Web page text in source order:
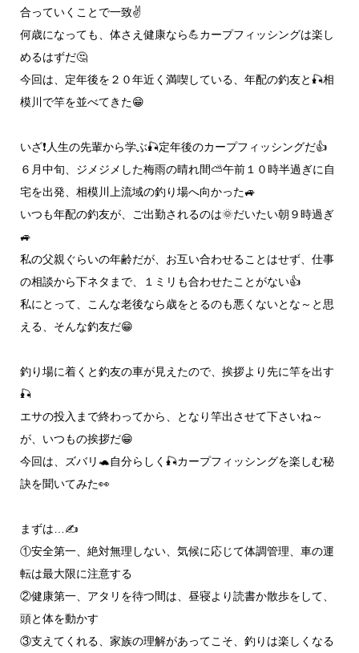
合っていくことで一致✌️
何歳になっても、体さえ健康なら💪カープフィッシングは楽し
めるはずだ🤔
今回は、定年後を２０年近く満喫している、年配の釣友と🎣相
模川で竿を並べてきた😁
いざ❗人生の先輩から学ぶ🎣定年後のカープフィッシングだ👍
６月中旬、ジメジメした梅雨の晴れ間⛅午前１０時半過ぎに自
宅を出発、相模川上流域の釣り場へ向かった🚙
いつも年配の釣友が、ご出勤されるのは🌞だいたい朝９時過ぎ
🚙
私の父親ぐらいの年齢だが、お互い合わせることはせず、仕事
の相談から下ネタまで、１ミリも合わせたことがない👍
私にとって、こんな老後なら歳をとるのも悪くないとな～と思
える、そんな釣友だ😁
釣り場に着くと釣友の車が見えたので、挨拶より先に竿を出す
🎣
エサの投入まで終わってから、となり竿出させて下さいね～
が、いつもの挨拶だ😁
今回は、ズバリ🐢自分らしく🎣カープフィッシングを楽しむ秘
訣を聞いてみた👀
まずは…✍️
①安全第一、絶対無理しない、気候に応じて体調管理、車の運
転は最大限に注意する
②健康第一、アタリを待つ間は、昼寝より読書か散歩をして、
頭と体を動かす
③支えてくれる、家族の理解があってこそ、釣りは楽しくなる